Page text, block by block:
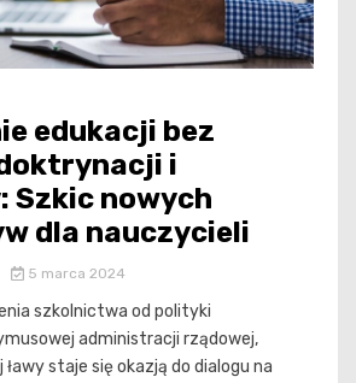
edukacji bez
i
Szkic nowych
dla nauczycieli
5 marca 2024
szkolnictwa od polityki
administracji rządowej,
staje się okazją do dialogu na